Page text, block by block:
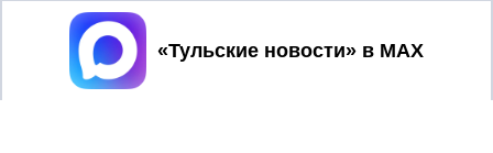
Принять